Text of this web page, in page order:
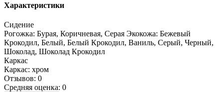
Характеристики
Сидение
Рогожка: Бурая, Коричневая, Серая Экокожа: Бежевый
Крокодил, Белый, Белый Крокодил, Ваниль, Серый, Черный,
Шоколад, Шоколад Крокодил
Каркас
Каркас: хром
Отзывов: 0
Средняя оценка: 0